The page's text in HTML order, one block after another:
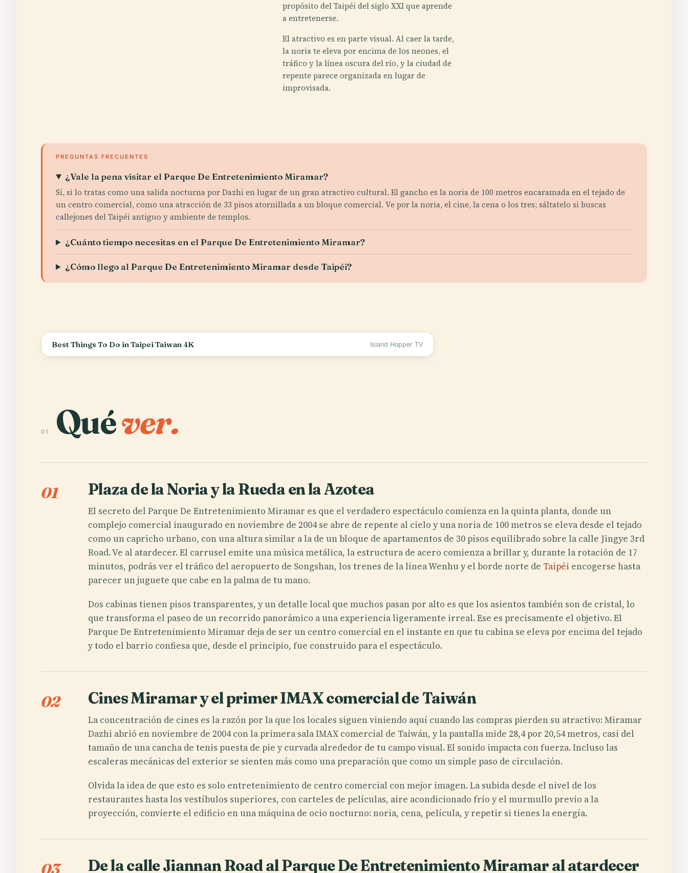
propósito del Taipéi del siglo XXI que aprende
a entretenerse.
El atractivo es en parte visual. Al caer la tarde,
la noria te eleva por encima de los neones, el
tráfico y la línea oscura del río, y la ciudad de
repente parece organizada en lugar de
improvisada.
PREGUNTAS FRECUENTES
¿Vale la pena visitar el Parque De Entretenimiento Miramar?
Sí, si lo tratas como una salida nocturna por Dazhi en lugar de un gran atractivo cultural. El gancho es la noria de 100 metros encaramada en el tejado de
un centro comercial, como una atracción de 33 pisos atornillada a un bloque comercial. Ve por la noria, el cine, la cena o los tres; sáltatelo si buscas
callejones del Taipéi antiguo y ambiente de templos.
¿Cuánto tiempo necesitas en el Parque De Entretenimiento Miramar?
¿Cómo llego al Parque De Entretenimiento Miramar desde Taipéi?
Best Things To Do in Taipei Taiwan 4K Island Hopper TV
01 Quéver.
01 Plaza de la Noria y la Rueda en la Azotea
El secreto del Parque De Entretenimiento Miramar es que el verdadero espectáculo comienza en la quinta planta, donde un
complejo comercial inaugurado en noviembre de 2004 se abre de repente al cielo y una noria de 100 metros se eleva desde el tejado
como un capricho urbano, con una altura similar a la de un bloque de apartamentos de 30 pisos equilibrado sobre la calle Jingye 3rd
Road. Ve al atardecer. El carrusel emite una música metálica, la estructura de acero comienza a brillar y, durante la rotación de 17
minutos, podrás ver el tráfico del aeropuerto de Songshan, los trenes de la línea Wenhu y el borde norte de Taipéi encogerse hasta
parecer un juguete que cabe en la palma de tu mano.
Dos cabinas tienen pisos transparentes, y un detalle local que muchos pasan por alto es que los asientos también son de cristal, lo
que transforma el paseo de un recorrido panorámico a una experiencia ligeramente irreal. Ese es precisamente el objetivo. El
Parque De Entretenimiento Miramar deja de ser un centro comercial en el instante en que tu cabina se eleva por encima del tejado
y todo el barrio confiesa que, desde el principio, fue construido para el espectáculo.
02 Cines Miramar y el primer IMAX comercial de Taiwán
La concentración de cines es la razón por la que los locales siguen viniendo aquí cuando las compras pierden su atractivo: Miramar
Dazhi abrió en noviembre de 2004 con la primera sala IMAX comercial de Taiwán, y la pantalla mide 28,4 por 20,54 metros, casi del
tamaño de una cancha de tenis puesta de pie y curvada alrededor de tu campo visual. El sonido impacta con fuerza. Incluso las
escaleras mecánicas del exterior se sienten más como una preparación que como un simple paso de circulación.
Olvida la idea de que esto es solo entretenimiento de centro comercial con mejor imagen. La subida desde el nivel de los
restaurantes hasta los vestíbulos superiores, con carteles de películas, aire acondicionado frío y el murmullo previo a la
proyección, convierte el edificio en una máquina de ocio nocturno: noria, cena, película, y repetir si tienes la energía.
03 De la calle Jiannan Road al Parque De Entretenimiento Miramar al atardecer